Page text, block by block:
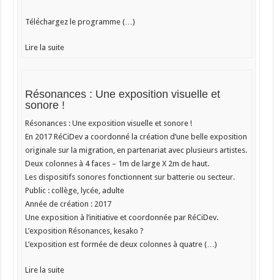
Téléchargez le programme (…)
Lire la suite
Résonances : Une exposition visuelle et
sonore !
Résonances : Une exposition visuelle et sonore !
En 2017 RéCiDev a coordonné la création d’une belle exposition
originale sur la migration, en partenariat avec plusieurs artistes.
Deux colonnes à 4 faces – 1m de large X 2m de haut.
Les dispositifs sonores fonctionnent sur batterie ou secteur.
Public : collège, lycée, adulte
Année de création : 2017
Une exposition à l’initiative et coordonnée par RéCiDev.
L’exposition Résonances, kesako ?
L’exposition est formée de deux colonnes à quatre (…)
Lire la suite